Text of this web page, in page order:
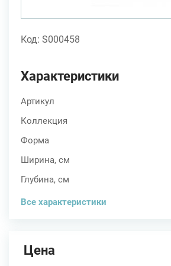
Код: S000458
Характеристики
Артикул
Коллекция
Форма
Ширина, см
Глубина, см
Все характеристики
Цена